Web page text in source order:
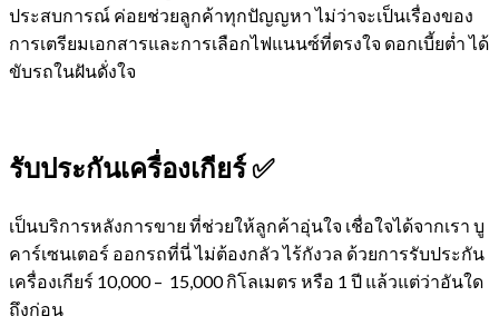
ประสบการณ์ ค่อยช่วยลูกค้าทุกปัญญหา ไม่ว่าจะเป็นเรื่องของ
การเตรียมเอกสารและการเลือกไฟแนนซ์ที่ตรงใจ ดอกเบี้ยต่ำ ได้
ขับรถในฝันดั่งใจ
รับประกันเครื่องเกียร์ ✅
เป็นบริการหลังการขาย ที่ช่วยให้ลูกค้าอุ่นใจ เชื่อใจได้จากเรา บู
คาร์เซนเตอร์ ออกรถที่นี่ ไม่ต้องกลัว ไร้กังวล ด้วยการรับประกัน
เครื่องเกียร์ 10,000 – 15,000 กิโลเมตร หรือ 1 ปี แล้วแต่ว่าอันใด
ถึงก่อน